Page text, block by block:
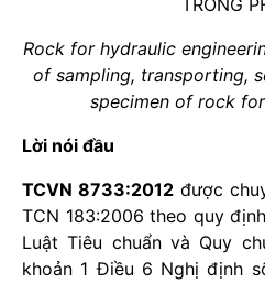
TRONG
Rock for hydraulic
of sampling, transporting,
specimen of rock
Lời nói đầu
TCVN 8733:2012 được
TCN 183:2006 theo quy
Luật Tiêu chuẩn và Quy
khoản 1 Điều 6 Nghị định